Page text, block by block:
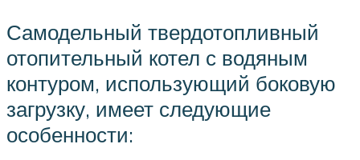
Самодельный твердотопливный
отопительный котел с водяным
контуром, использующий боковую
загрузку, имеет следующие
особенности: